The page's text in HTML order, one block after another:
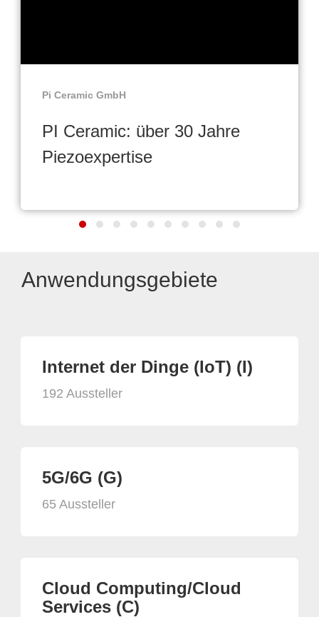
Pi Ceramic GmbH
PI Ceramic: über 30 Jahre
Piezoexpertise
Anwendungsgebiete
Internet der Dinge (IoT) (I)
192 Aussteller
5G/6G (G)
65 Aussteller
Cloud Computing/Cloud
Services (C)